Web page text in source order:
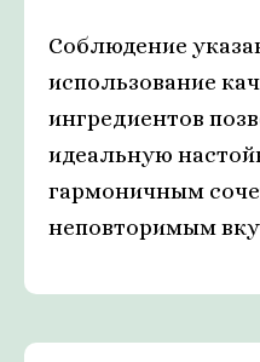
Соблюдение
использование
ингредиентов
идеальную
гармоничным
неповторимым